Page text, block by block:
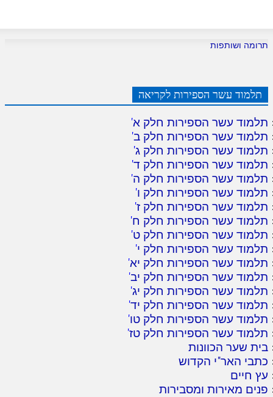
תרומה ושותפות
תלמוד עשר הספירות לקריאה
תלמוד עשר הספירות חלק א'
תלמוד עשר הספירות חלק ב'
תלמוד עשר הספירות חלק ג'
תלמוד עשר הספירות חלק ד'
תלמוד עשר הספירות חלק ה'
תלמוד עשר הספירות חלק ו'
תלמוד עשר הספירות חלק ז'
תלמוד עשר הספירות חלק ח'
תלמוד עשר הספירות חלק ט'
תלמוד עשר הספירות חלק י'
תלמוד עשר הספירות חלק יא'
תלמוד עשר הספירות חלק יב'
תלמוד עשר הספירות חלק יג'
תלמוד עשר הספירות חלק יד'
תלמוד עשר הספירות חלק טו'
תלמוד עשר הספירות חלק טז'
בית שער הכוונות
כתבי האר"י הקדוש
עץ חיים
פנים מאירות ומסבירות